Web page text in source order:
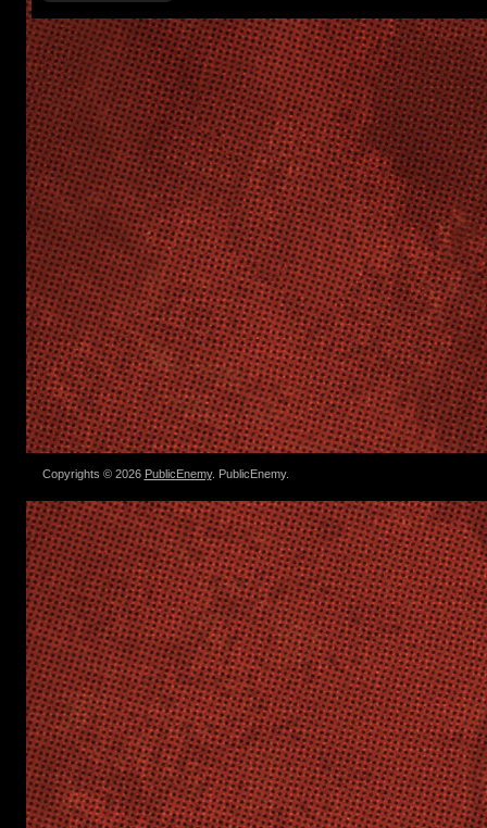
Copyrights © 2026 PublicEnemy. PublicEnemy.